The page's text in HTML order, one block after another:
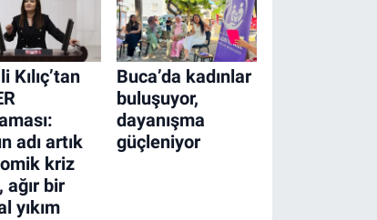
Kılıç’tan
adı artık
kriz
ağır bir
yıkım
Buca’da kadınlar
buluşuyor,
dayanışma
güçleniyor